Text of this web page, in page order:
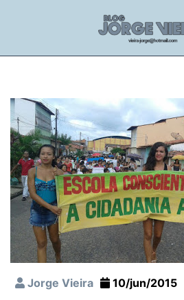
Jorge Vieira 10/jun/2015